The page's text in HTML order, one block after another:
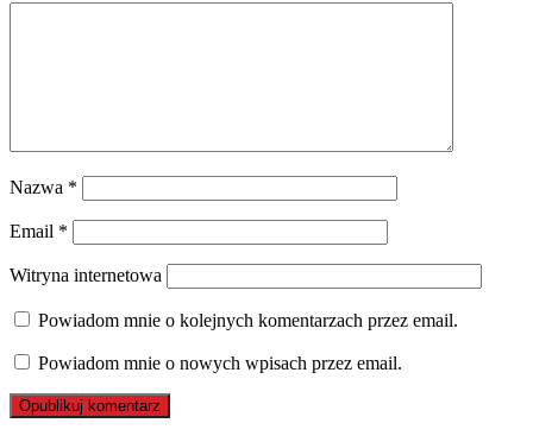
Nazwa *
Email *
Witryna internetowa
Powiadom mnie o kolejnych komentarzach przez email.
Powiadom mnie o nowych wpisach przez email.